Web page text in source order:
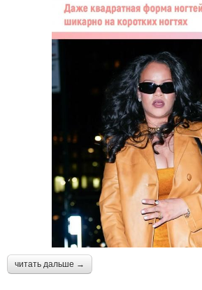
читать дальше →